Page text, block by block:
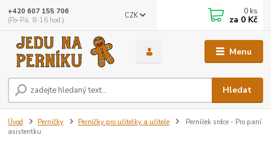
Menu
CZK
Hledat
+420 607 155 706
(Po-Pá, 8-16 hod.)
0 ks
za 0 Kč
Úvod Perníčky Perníčky pro učitelky a učitele
Perníček srdce - Pro paní
asistentku